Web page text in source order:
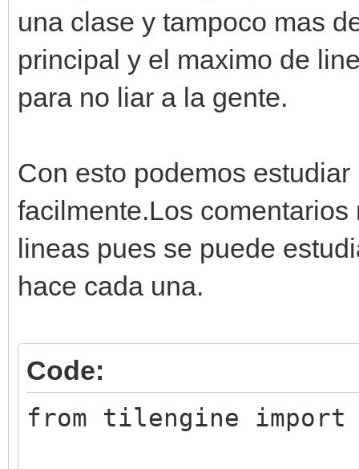
una clase y tampoco mas
principal y el maximo de
para no liar a la gente.
Con esto podemos
facilmente.Los
lineas pues se puede
hace cada una.
Code:
from tilengine import